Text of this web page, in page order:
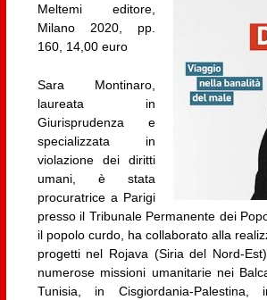
Meltemi editore,
Milano 2020, pp.
160, 14,00 euro
Sara Montinaro,
laureata in
Giurisprudenza e
specializzata in
violazione dei diritti
umani, è stata
procuratrice a Parigi
presso il Tribunale Permanente dei
il popolo curdo, ha collaborato alla
progetti nel Rojava (Siria del Nord-
numerose missioni umanitarie nei
Tunisia, in Cisgiordania-